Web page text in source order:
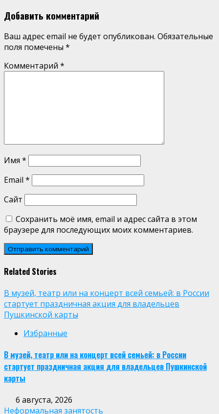
Добавить комментарий
Ваш адрес email не будет опубликован. Обязательные
поля помечены *
Комментарий *
Имя *
Email *
Сайт
Сохранить моё имя, email и адрес сайта в этом
браузере для последующих моих комментариев.
Related Stories
В музей, театр или на концерт всей семьей: в России
стартует праздничная акция для владельцев
Пушкинской карты
Избранные
В музей, театр или на концерт всей семьей: в России
стартует праздничная акция для владельцев Пушкинской
карты
6 августа, 2026
Неформальная занятость